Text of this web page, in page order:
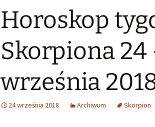
Horoskop
Skorpiona 24
września
24 września 2018 Archiwum Skorpion